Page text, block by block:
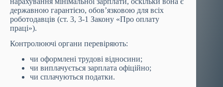
державною гарантією, обов’язковою для всіх
роботодавців (ст. 3, 3-1 Закону «Про оплату
праці»).
Контролюючі органи перевіряють:
чи оформлені трудові відносини;
чи виплачується зарплата офіційно;
чи сплачуються податки.